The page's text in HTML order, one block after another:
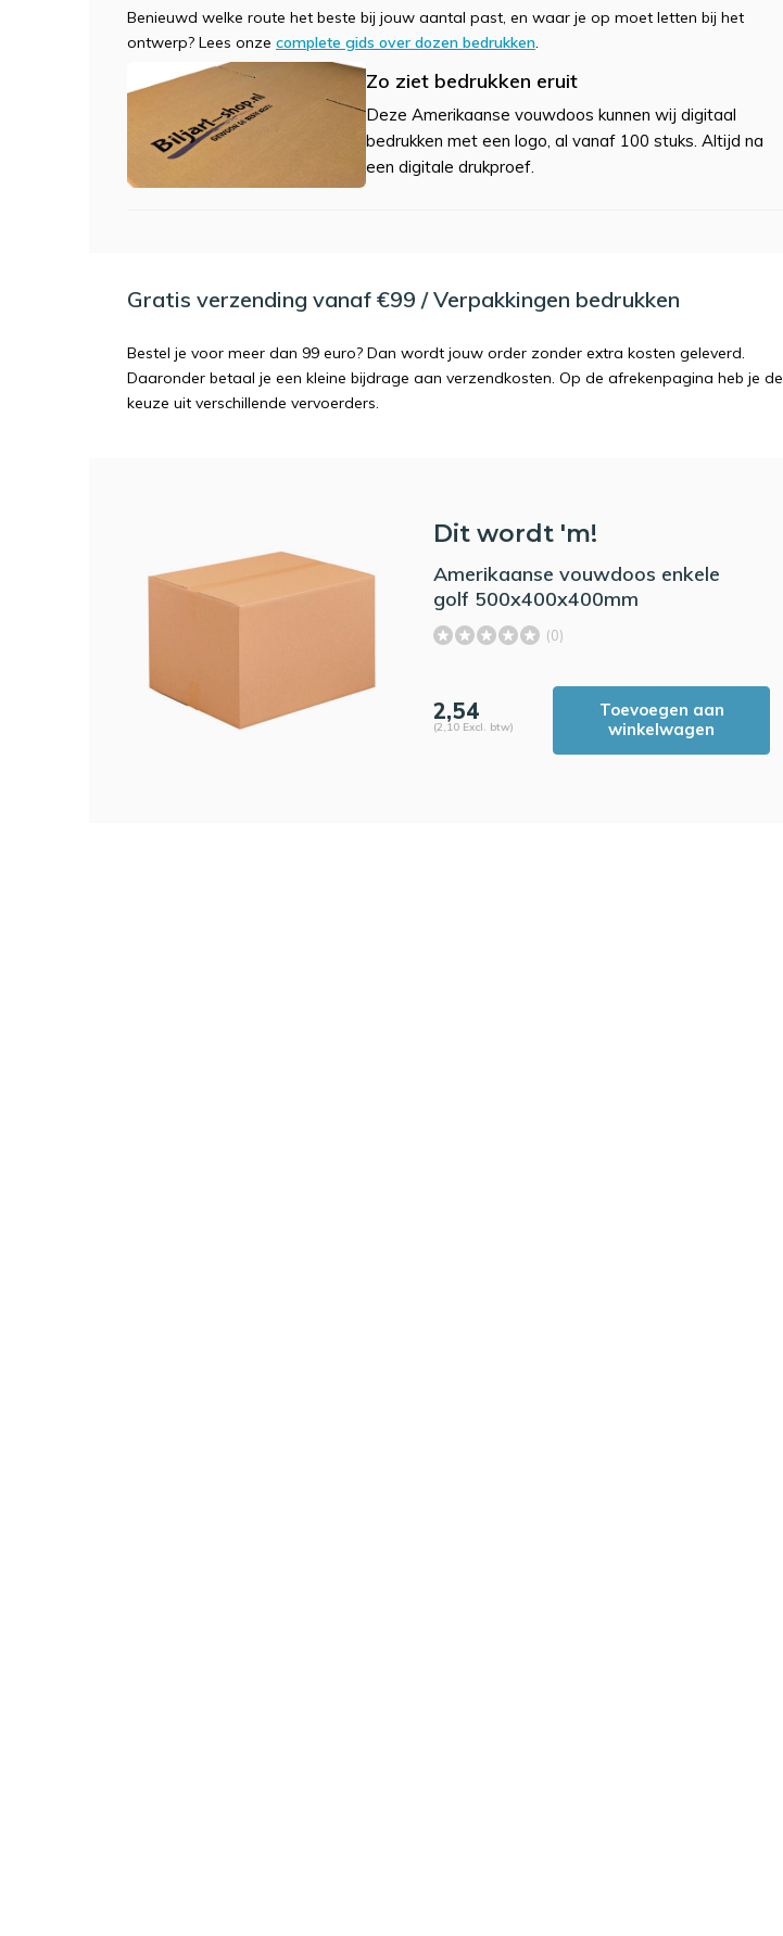
Benieuwd welke route het beste bij jouw aantal past, en waar je op moet letten bij het
ontwerp? Lees onze complete gids over dozen bedrukken.
Zo ziet bedrukken eruit
Deze Amerikaanse vouwdoos kunnen wij digitaal
bedrukken met een logo, al vanaf 100 stuks. Altijd na
een digitale drukproef.
Gratis verzending vanaf €99 / Verpakkingen bedrukken
Bestel je voor meer dan 99 euro? Dan wordt jouw order zonder extra kosten geleverd.
Daaronder betaal je een kleine bijdrage aan verzendkosten. Op de afrekenpagina heb je de
keuze uit verschillende vervoerders.
Dit wordt 'm!
Amerikaanse vouwdoos enkele
golf 500x400x400mm
(0)
2,54
(2,10 Excl. btw)
Toevoegen aan
winkelwagen